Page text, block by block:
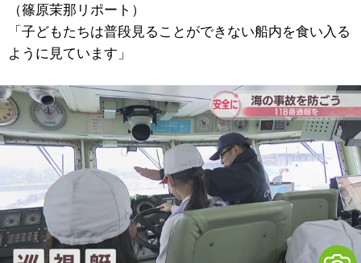
（篠原茉那リポート）
「子どもたちは普段見ることができない船内を食い入る
ように見ています」